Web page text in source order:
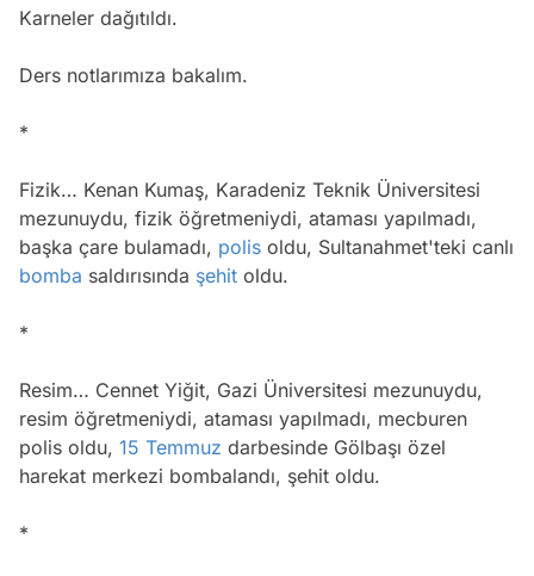
Karneler dağıtıldı.
Ders notlarımıza bakalım.
*
Fizik… Kenan Kumaş, Karadeniz Teknik Üniversitesi
mezunuydu, fizik öğretmeniydi, ataması yapılmadı,
başka çare bulamadı, polis oldu, Sultanahmet'teki canlı
bomba saldırısında şehit oldu.
*
Resim… Cennet Yiğit, Gazi Üniversitesi mezunuydu,
resim öğretmeniydi, ataması yapılmadı, mecburen
polis oldu, 15 Temmuz darbesinde Gölbaşı özel
harekat merkezi bombalandı, şehit oldu.
*